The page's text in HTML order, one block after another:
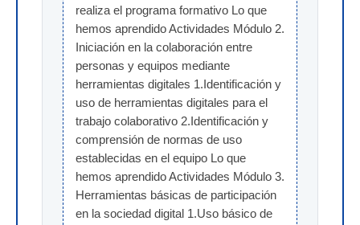
realiza el programa formativo Lo que
hemos aprendido Actividades Módulo 2.
Iniciación en la colaboración entre
personas y equipos mediante
herramientas digitales 1.Identificación y
uso de herramientas digitales para el
trabajo colaborativo 2.Identificación y
comprensión de normas de uso
establecidas en el equipo Lo que
hemos aprendido Actividades Módulo 3.
Herramientas básicas de participación
en la sociedad digital 1.Uso básico de